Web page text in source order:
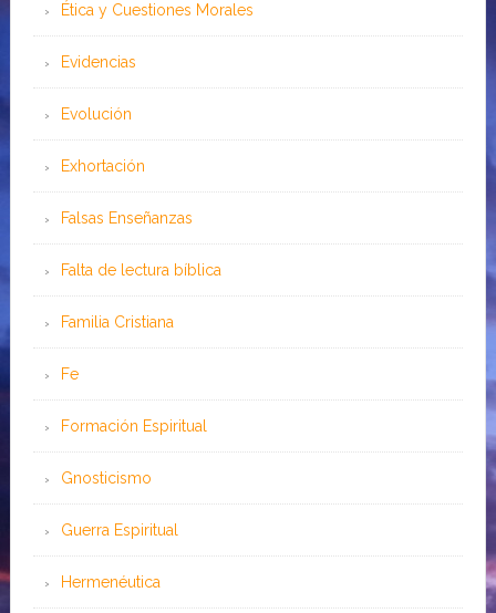
Ética y Cuestiones Morales
Evidencias
Evolución
Exhortación
Falsas Enseñanzas
Falta de lectura bíblica
Familia Cristiana
Fe
Formación Espiritual
Gnosticismo
Guerra Espiritual
Hermenéutica